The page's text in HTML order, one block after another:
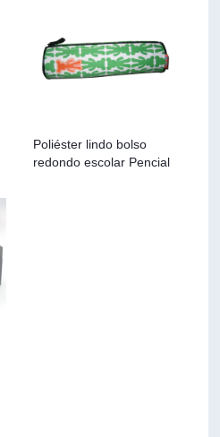
Poliéster lindo bolso
redondo escolar Pencial